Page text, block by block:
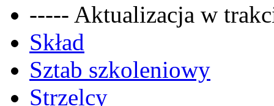
----- Aktualizacja w
Skład
Sztab szkoleniowy
Strzelcy